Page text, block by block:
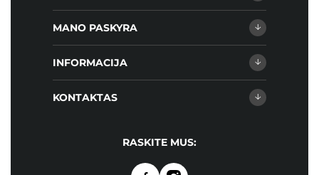
MANO PASKYRA
INFORMACIJA
KONTAKTAS
RASKITE MUS: